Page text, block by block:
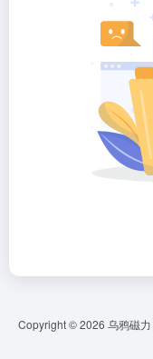
Copyright © 2026 乌鸦磁力